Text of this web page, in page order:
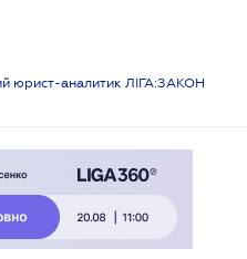
юрист-аналитик ЛІГА:ЗАКОН